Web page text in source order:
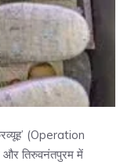
(Operation
तिरुवनंतपुरम में